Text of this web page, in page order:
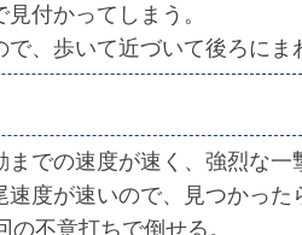
付かってしまう。
で、歩いて近づいて後ろに
までの速度が速く、強烈な一
速度が速いので、見つかっ
の不意打ちで倒せる。